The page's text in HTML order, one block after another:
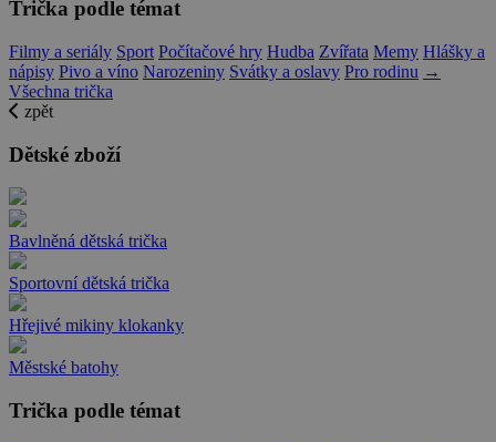
Trička podle témat
Filmy a seriály Sport Počítačové hry Hudba Zvířata Memy Hlášky a
nápisy Pivo a víno Narozeniny Svátky a oslavy Pro rodinu →
Všechna trička
zpět
Dětské zboží
Bavlněná dětská trička
Sportovní dětská trička
Hřejivé mikiny klokanky
Městské batohy
Trička podle témat